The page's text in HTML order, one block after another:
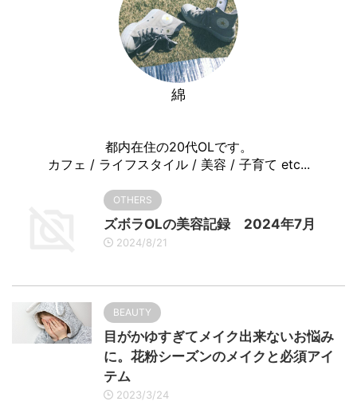
綿
都内在住の20代OLです。
カフェ / ライフスタイル / 美容 / 子育て etc...
OTHERS
ズボラOLの美容記録 2024年7月
2024/8/21
BEAUTY
目がかゆすぎてメイク出来ないお悩み
に。花粉シーズンのメイクと必須アイ
テム
2023/3/24